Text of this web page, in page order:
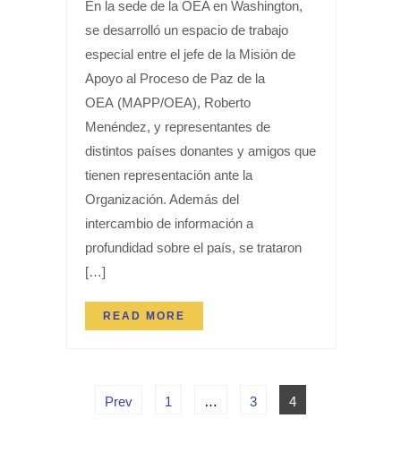
En la sede de la OEA en Washington,
se desarrolló un espacio de trabajo
especial entre el jefe de la Misión de
Apoyo al Proceso de Paz de la
OEA (MAPP/OEA), Roberto
Menéndez, y representantes de
distintos países donantes y amigos que
tienen representación ante la
Organización. Además del
intercambio de información a
profundidad sobre el país, se trataron
[…]
READ MORE
Prev 1 … 3 4